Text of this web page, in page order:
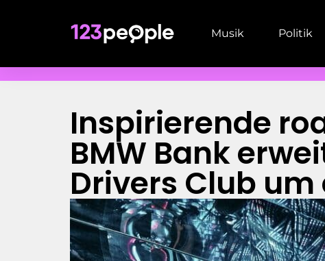
Musik Politik
Inspirierende
BMW Bank
Drivers Club